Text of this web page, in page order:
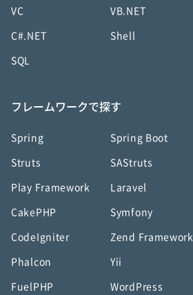
VC VB.NET
C#.NET Shell
SQL
フレームワークで探す
Spring Spring Boot
Struts SAStruts
Play Framework Laravel
CakePHP Symfony
CodeIgniter Zend Framework
Phalcon Yii
FuelPHP WordPress